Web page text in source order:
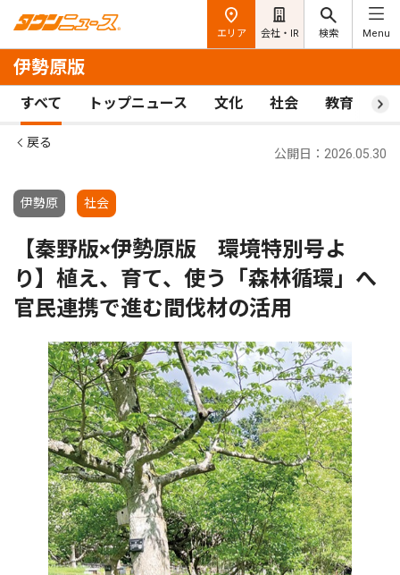
エリア 会社・IR 検索 Menu
伊勢原版
すべて トップニュース 文化 社会 教育 ス
戻る
伊勢原 社会
公開日：2026.05.30
【秦野版×伊勢原版 環境特別号よ
り】植え、育て、使う「森林循環」へ
官民連携で進む間伐材の活用